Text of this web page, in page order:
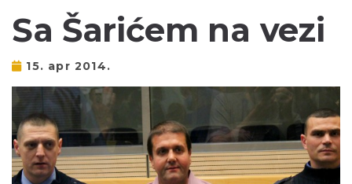
Sa Šarićem na vezi
15. apr 2014.